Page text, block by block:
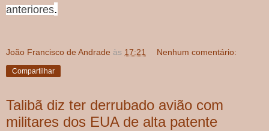
anteriores.
João Francisco de Andrade às 17:21 Nenhum comentário:
Compartilhar
Talibã diz ter derrubado avião com
militares dos EUA de alta patente